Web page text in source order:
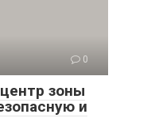
0
зоны
и